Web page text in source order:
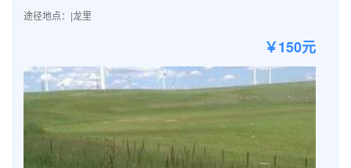
途径地点：|龙里
￥150元